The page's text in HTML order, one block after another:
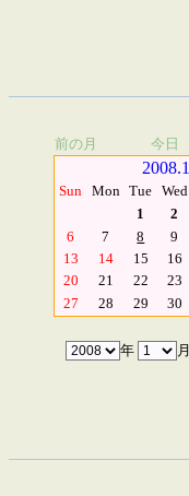
前の月 今日
2008.1
Sun Mon Tue Wed
1
2
6
7 8 9
13
14 15 16
20
21 22 23
27
28 29 30
年 月